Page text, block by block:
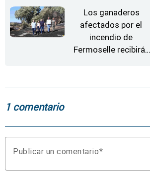
Los ganaderos
afectados por el
incendio de
Fermoselle recibirán
1 comentario
Publicar un comentario